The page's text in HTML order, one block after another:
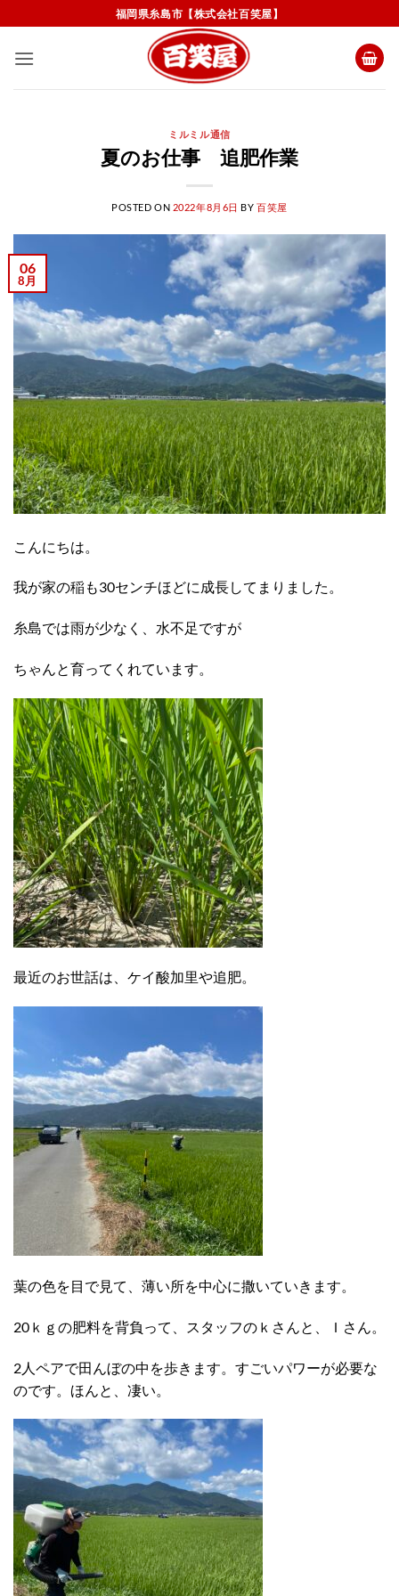
to
content
福岡県糸島市【株式会社百笑屋】
ミルミル通信
夏のお仕事 追肥作業
POSTED ON 2022年8月6日 BY百笑屋
06
8月
こんにちは。
我が家の稲も30センチほどに成長してまりました。
糸島では雨が少なく、水不足ですが
ちゃんと育ってくれています。
最近のお世話は、ケイ酸加里や追肥。
葉の色を目で見て、薄い所を中心に撒いていきます。
20ｋｇの肥料を背負って、スタッフのｋさんと、Ｉさん。
2人ペアで田んぼの中を歩きます。すごいパワーが必要な
のです。ほんと、凄い。